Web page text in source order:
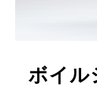
ボイル